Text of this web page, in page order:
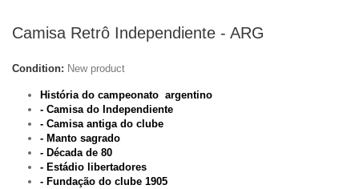
Camisa Retrô Independiente - ARG
Condition: New product
História do campeonato argentino
- Camisa do Independiente
- Camisa antiga do clube
- Manto sagrado
- Década de 80
- Estádio libertadores
- Fundação do clube 1905